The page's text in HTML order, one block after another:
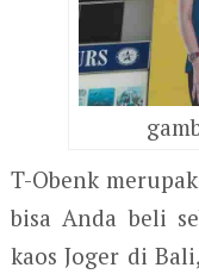
T-Obenk
bisa Anda beli
kaos Joger di